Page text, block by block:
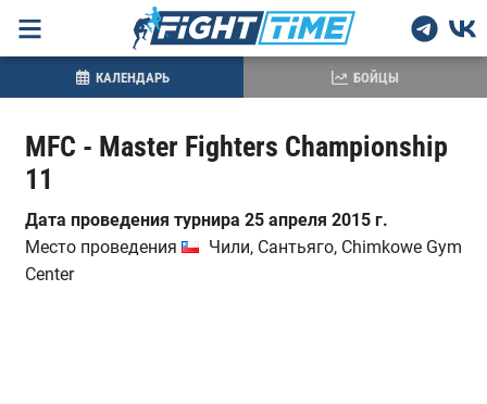
MFC - Master Fighters Championship
11
Дата проведения турнира 25 апреля 2015 г.
Место проведения
Чили, Сантьяго, Chimkowe Gym
Center
КАЛЕНДАРЬ БОЙЦЫ